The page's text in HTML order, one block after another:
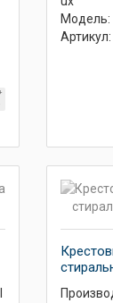
Модель:
Артикул: